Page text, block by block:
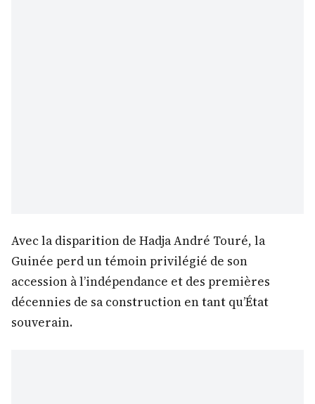
Avec la disparition de Hadja André Touré, la
Guinée perd un témoin privilégié de son
accession à l’indépendance et des premières
décennies de sa construction en tant qu’État
souverain.